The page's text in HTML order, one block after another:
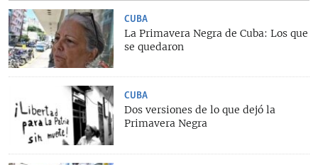
CUBA
La Primavera Negra de Cuba: Los que
se quedaron
CUBA
Dos versiones de lo que dejó la
Primavera Negra